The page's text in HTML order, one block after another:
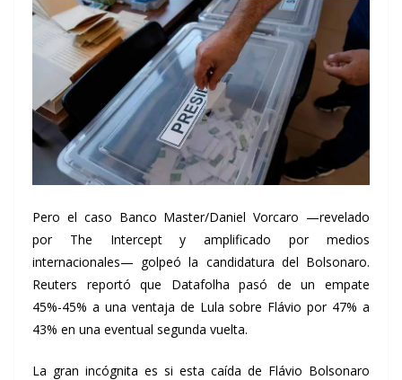
Pero el caso Banco Master/Daniel Vorcaro —revelado
por The Intercept y amplificado por medios
internacionales— golpeó la candidatura del Bolsonaro.
Reuters reportó que Datafolha pasó de un empate
45%-45% a una ventaja de Lula sobre Flávio por 47% a
43% en una eventual segunda vuelta.
La gran incógnita es si esta caída de Flávio Bolsonaro